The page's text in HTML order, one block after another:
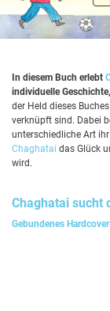
In diesem Buch erlebt
individuelle
der Held dieses
verknüpft sind. Dabei
unterschiedliche Art
Chaghatai das Glück
wird.
Chaghatai sucht
Gebundenes